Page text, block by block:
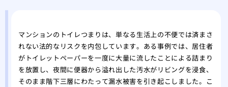
ト
給
賃
ず
マンションのトイレつまりは、単なる生活上の不便では済まさ
れない法的なリスクを内包しています。ある事例では、居住者
がトイレットペーパーを一度に大量に流したことによる詰まり
を放置し、夜間に便器から溢れ出した汚水がリビングを浸食、
そのまま階下三層にわたって漏水被害を引き起こしました。こ